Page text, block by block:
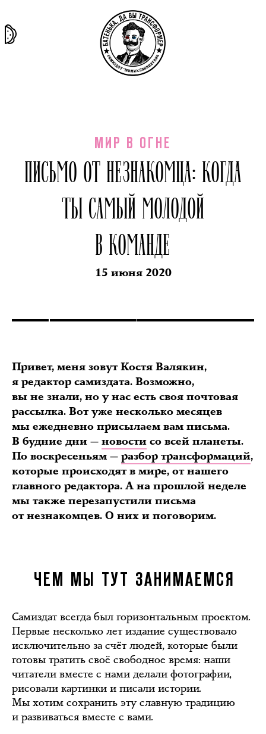
МИР В ОГНЕ
ПИСЬМО ОТ НЕЗНАКОМЦА: КОГДА
ТЫ САМЫЙ МОЛОДОЙ
В КОМАНДЕ
15 июня 2020
Привет, меня зовут Костя Валякин,
я редактор самиздата. Возможно,
вы не знали, но у нас есть своя почтовая
рассылка. Вот уже несколько месяцев
мы ежедневно присылаем вам письма.
В будние дни — новости со всей планеты.
По воскресеньям — разбор трансформаций,
которые происходят в мире, от нашего
главного редактора. А на прошлой неделе
мы также перезапустили письма
от незнакомцев. О них и поговорим.
ЧЕМ МЫ ТУТ ЗАНИМАЕМСЯ
Самиздат всегда был горизонтальным проектом.
Первые несколько лет издание существовало
исключительно за счёт людей, которые были
готовы тратить своё свободное время: наши
читатели вместе с нами делали фотографии,
рисовали картинки и писали истории.
Мы хотим сохранить эту славную традицию
и развиваться вместе с вами.